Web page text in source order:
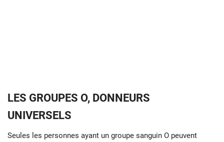
LES GROUPES O, DONNEURS
UNIVERSELS
Seules les personnes ayant un groupe sanguin O peuvent